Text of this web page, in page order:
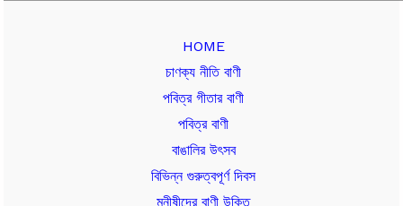
HOME
চাণক্য নীতি বাণী
পবিত্র গীতার বাণী
পবিত্র বাণী
বাঙালির উৎসব
বিভিন্ন গুরুত্বপূর্ণ দিবস
মনীষীদের বাণী উক্তি